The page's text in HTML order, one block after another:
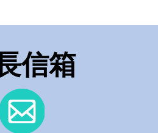
信箱